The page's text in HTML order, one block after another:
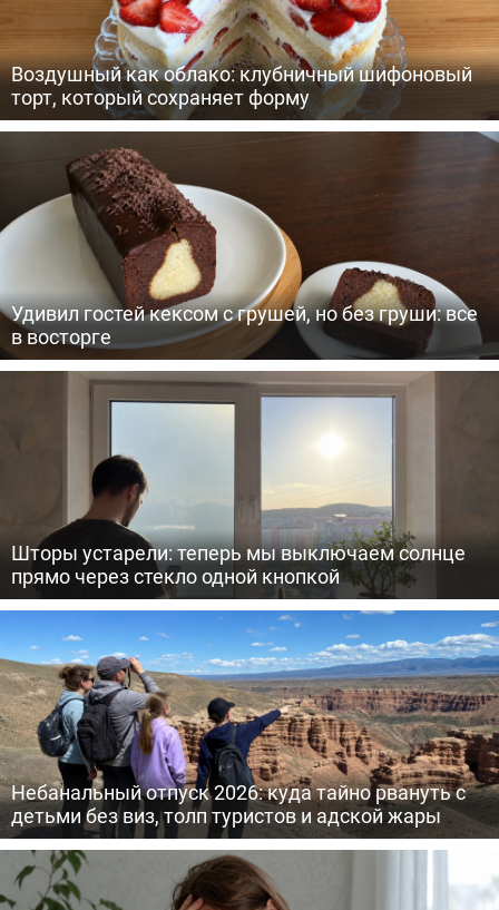
Воздушный как облако: клубничный шифоновый
торт, который сохраняет форму
Удивил гостей кексом с грушей, но без груши: все
в восторге
Шторы устарели: теперь мы выключаем солнце
прямо через стекло одной кнопкой
Небанальный отпуск 2026: куда тайно рвануть с
детьми без виз, толп туристов и адской жары